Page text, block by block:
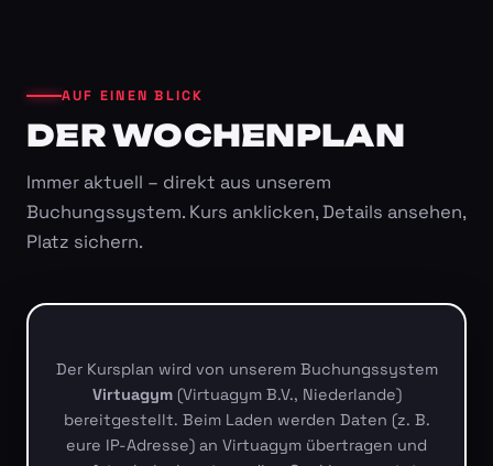
AUF EINEN BLICK
DER WOCHENPLAN
Immer aktuell – direkt aus unserem
Buchungssystem. Kurs anklicken, Details ansehen,
Platz sichern.
Der Kursplan wird von unserem Buchungssystem
Virtuagym(Virtuagym B.V., Niederlande)
bereitgestellt. Beim Laden werden Daten (z. B.
eure IP-Adresse) an Virtuagym übertragen und